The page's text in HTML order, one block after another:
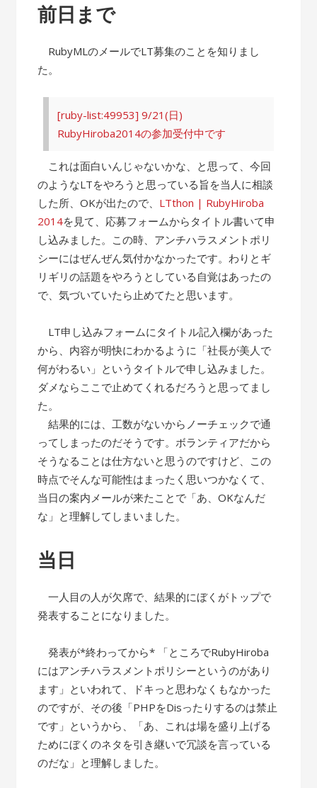
前日まで
RubyMLのメールでLT募集のことを知りまし
た。
[ruby-list:49953] 9/21(日)
RubyHiroba2014の参加受付中です
これは面白いんじゃないかな、と思って、今回
のようなLTをやろうと思っている旨を当人に相談
した所、OKが出たので、 LTthon | RubyHiroba
2014を見て、応募フォームからタイトル書いて申
し込みました。この時、アンチハラスメントポリ
シーにはぜんぜん気付かなかったです。わりとギ
リギリの話題をやろうとしている自覚はあったの
で、気づいていたら止めてたと思います。
LT申し込みフォームにタイトル記入欄があった
から、内容が明快にわかるように「社長が美人で
何がわるい」というタイトルで申し込みました。
ダメならここで止めてくれるだろうと思ってまし
た。
結果的には、工数がないからノーチェックで通
ってしまったのだそうです。ボランティアだから
そうなることは仕方ないと思うのですけど、この
時点でそんな可能性はまったく思いつかなくて、
当日の案内メールが来たことで「あ、OKなんだ
な」と理解してしまいました。
当日
一人目の人が欠席で、結果的にぼくがトップで
発表することになりました。
発表が*終わってから* 「ところでRubyHiroba
にはアンチハラスメントポリシーというのがあり
ます」といわれて、ドキっと思わなくもなかった
のですが、その後「PHPをDisったりするのは禁止
です」というから、「あ、これは場を盛り上げる
ためにぼくのネタを引き継いで冗談を言っている
のだな」と理解しました。